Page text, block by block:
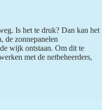
Is het te druk? Dan kan het
de zonnepanelen
wijk ontstaan. Om dit te
met de netbeheerders,